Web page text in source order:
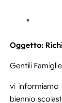
Oggetto:
Gentili
vi informiamo
biennio